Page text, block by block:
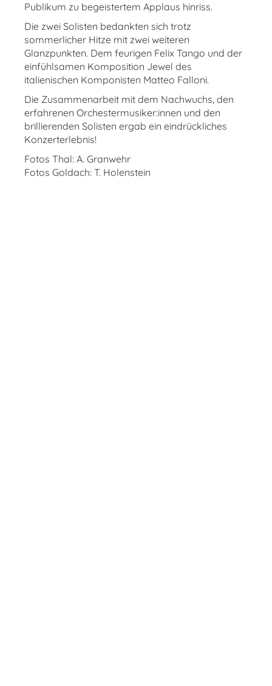
Publikum zu begeistertem Applaus hinriss.
Die zwei Solisten bedankten sich trotz
sommerlicher Hitze mit zwei weiteren
Glanzpunkten. Dem feurigen Felix Tango und der
einfühlsamen Komposition Jewel des
italienischen Komponisten Matteo Falloni.
Die Zusammenarbeit mit dem Nachwuchs, den
erfahrenen Orchestermusiker:innen und den
brillierenden Solisten ergab ein eindrückliches
Konzerterlebnis!
Fotos Thal: A. Granwehr
Fotos Goldach: T. Holenstein